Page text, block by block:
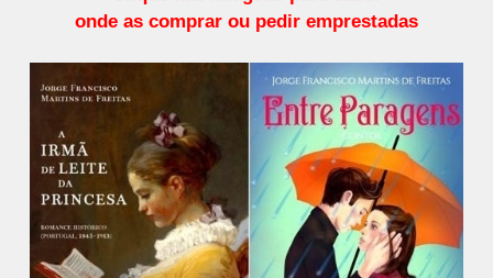
onde as comprar ou pedir emprestadas